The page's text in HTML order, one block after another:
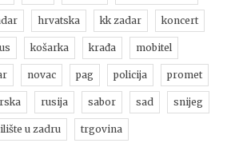
hrvatska kk zadar koncert
košarka krađa mobitel
novac pag policija promet
rusija sabor sad snijeg
u zadru trgovina